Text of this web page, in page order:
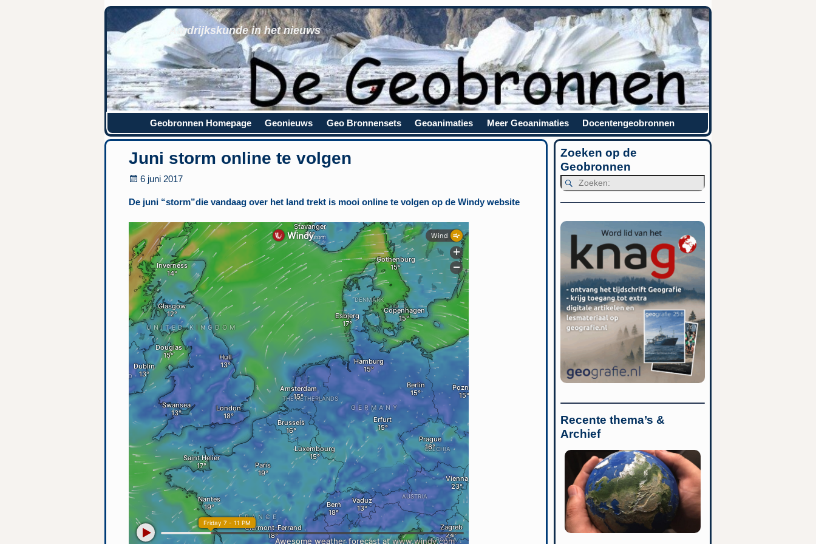
Aardrijkskunde in het nieuws
Geobronnen Homepage Geonieuws Geo Bronnensets Geoanimaties Meer Geoanimaties Docentengeobronnen
Juni storm online te volgen
6 juni 2017
De juni “storm”die vandaag over het land trekt is mooi online te volgen op de Windy website
Zoeken op de
Geobronnen
Recente thema’s &
Archief